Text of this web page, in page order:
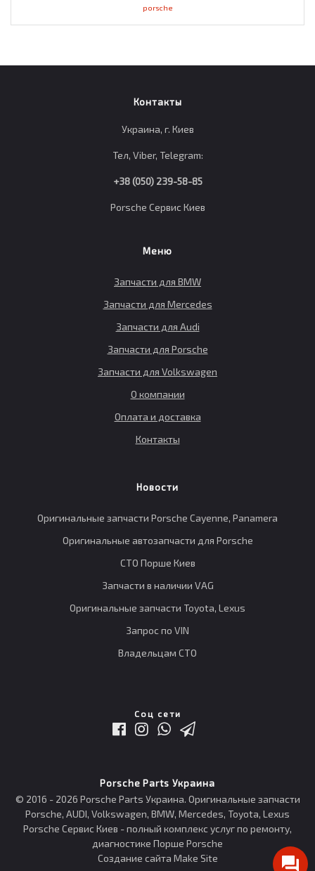
porsche
Контакты
Украина, г. Киев
Тел, Viber, Telegram:
+38 (050) 239-58-85
Porsche Сервис Киев
Меню
Запчасти для BMW
Запчасти для Mercedes
Запчасти для Audi
Запчасти для Porsche
Запчасти для Volkswagen
О компании
Оплата и доставка
Контакты
Новости
Оригинальные запчасти Porsche Cayenne, Panamera
Оригинальные автозапчасти для Porsche
СТО Порше Киев
Запчасти в наличии VAG
Оригинальные запчасти Toyota, Lexus
Запрос по VIN
Владельцам СТО
Соц сети
Porsche Parts Украина
© 2016 - 2026 Porsche Parts Украина. Оригинальные запчасти
Porsche, AUDI, Volkswagen, BMW, Mercedes, Toyota, Lexus
Porsche Сервис Киев - полный комплекс услуг по ремонту,
диагностике Порше Porsche
Создание сайта Make Site